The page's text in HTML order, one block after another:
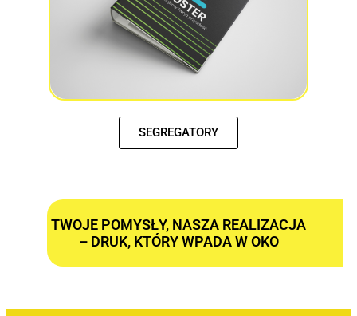
SEGREGATORY
TWOJE POMYSŁY, NASZA REALIZACJA
– DRUK, KTÓRY WPADA W OKO